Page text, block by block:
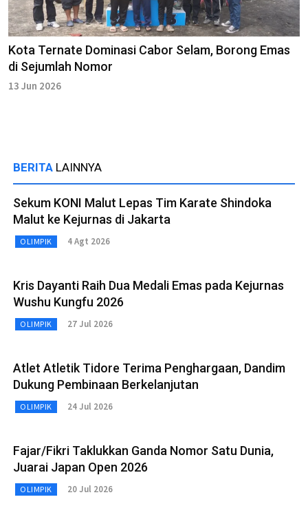
Kota Ternate Dominasi Cabor Selam, Borong Emas
di Sejumlah Nomor
13 Jun 2026
BERITA LAINNYA
Sekum KONI Malut Lepas Tim Karate Shindoka
Malut ke Kejurnas di Jakarta
OLIMPIK 4 Agt 2026
Kris Dayanti Raih Dua Medali Emas pada Kejurnas
Wushu Kungfu 2026
OLIMPIK 27 Jul 2026
Atlet Atletik Tidore Terima Penghargaan, Dandim
Dukung Pembinaan Berkelanjutan
OLIMPIK 24 Jul 2026
Fajar/Fikri Taklukkan Ganda Nomor Satu Dunia,
Juarai Japan Open 2026
OLIMPIK 20 Jul 2026